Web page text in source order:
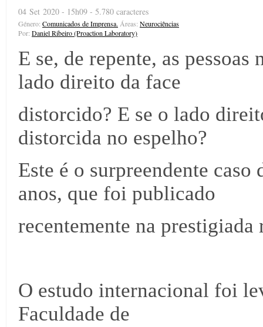
04 Set 2020 - 15h09 - 5.780 caracteres
Género: Comunicados de Imprensa. Áreas: Neurociências
Por: Daniel Ribeiro (Proaction Laboratory)
E se, de repente, as pessoas
lado direito da face
distorcido? E se o lado
distorcida no espelho?
Este é o surpreendente
anos, que foi publicado
recentemente na
O estudo internacional foi
Faculdade de